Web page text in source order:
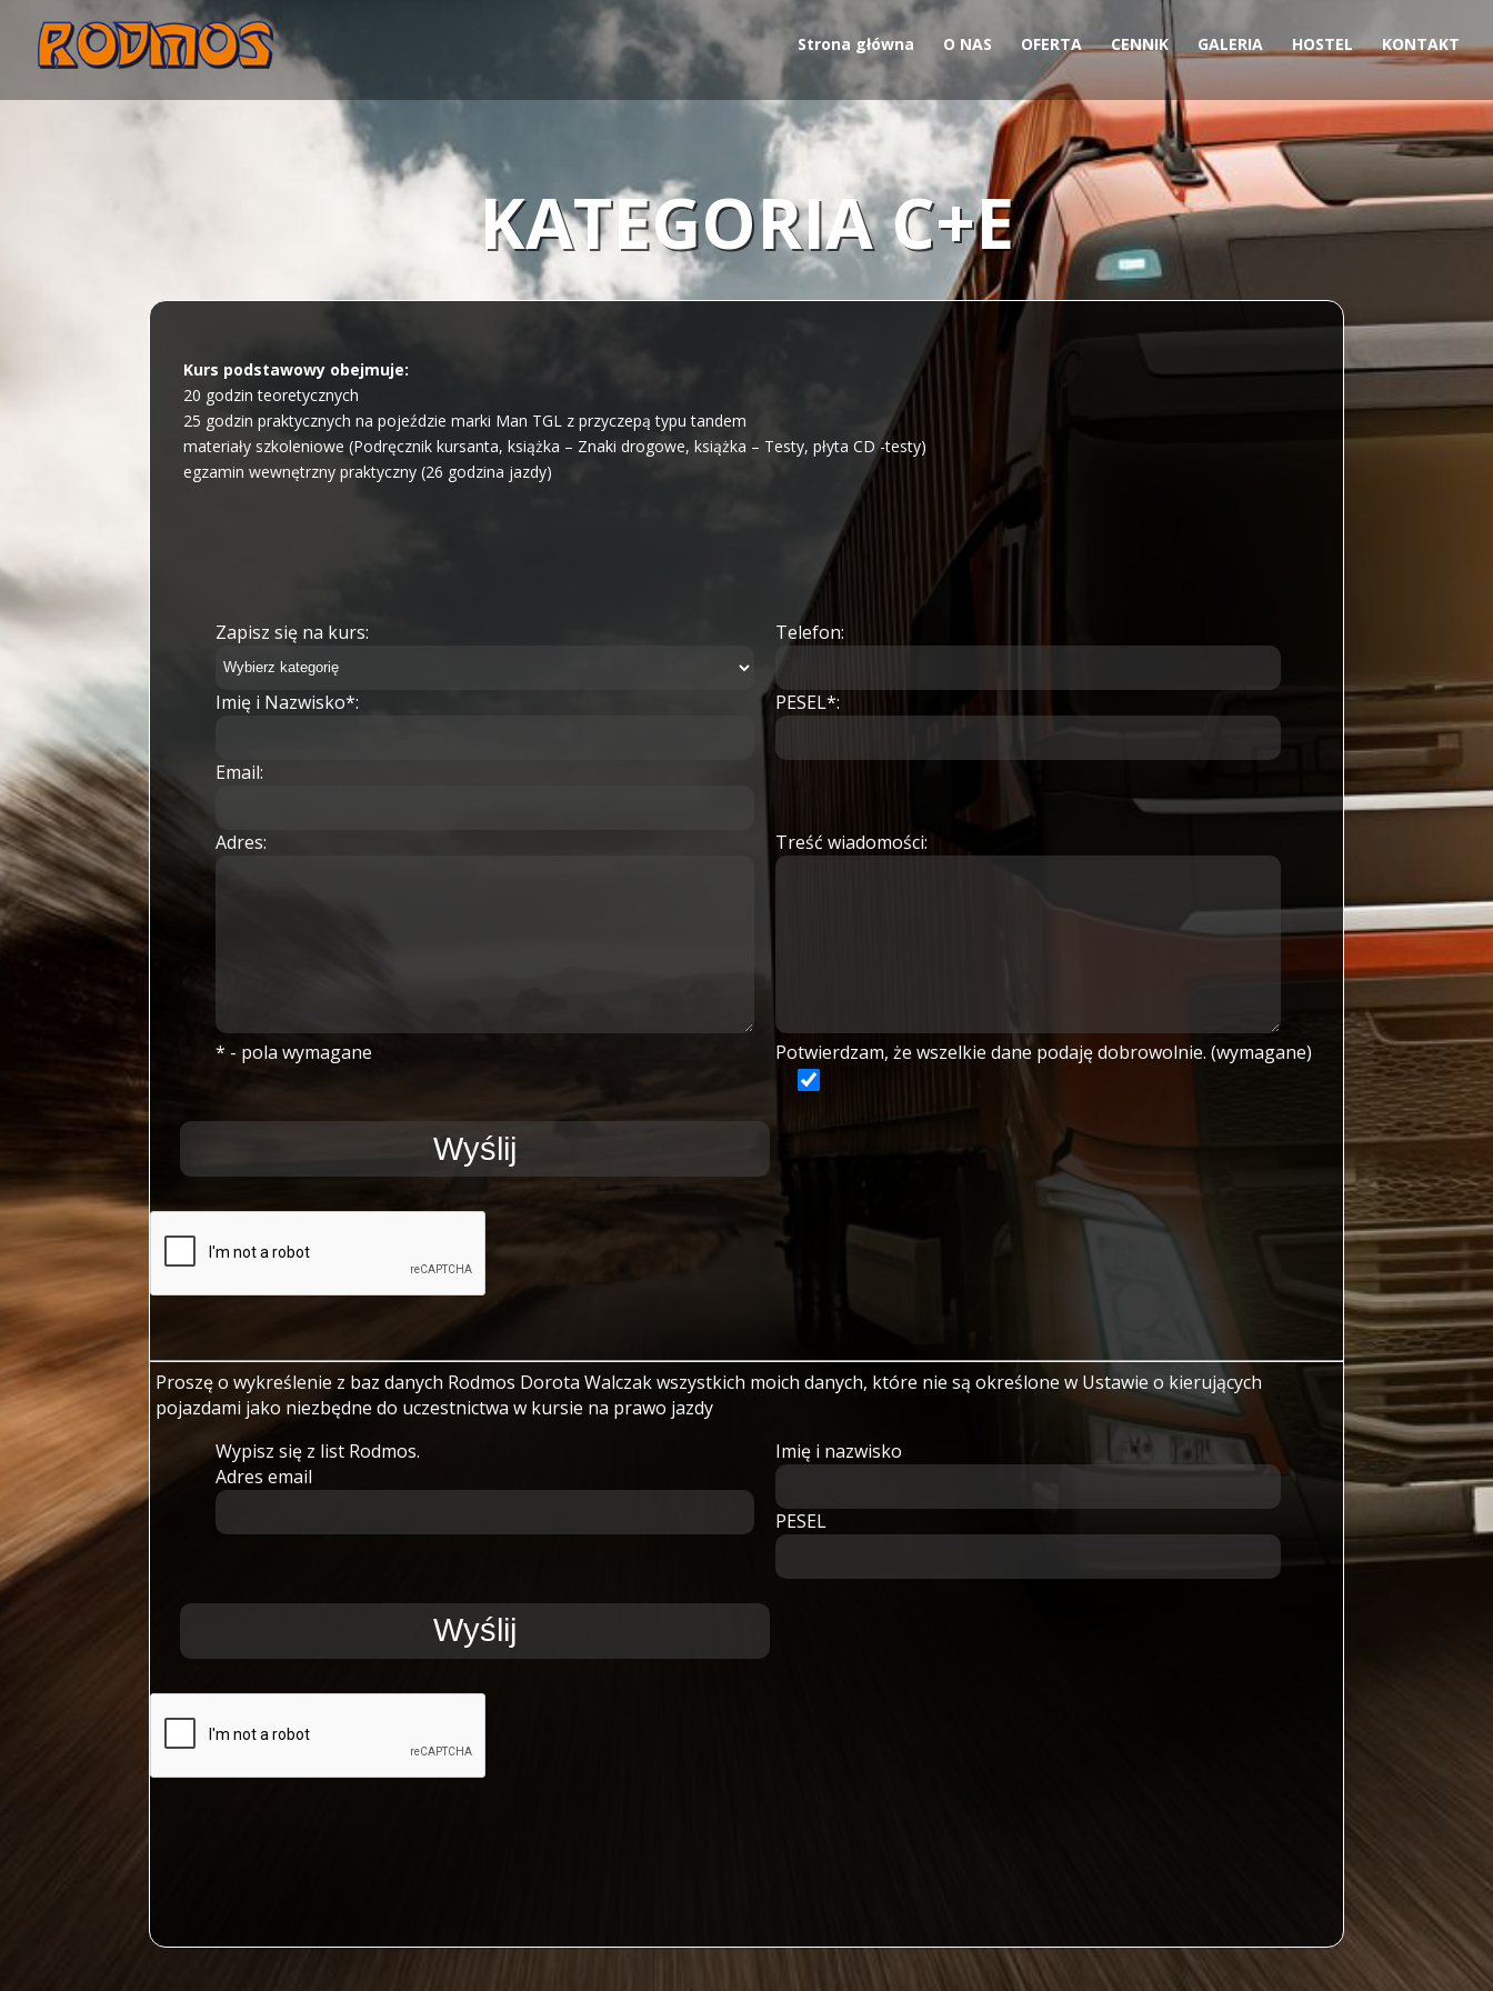
Strona główna O NAS OFERTA CENNIK GALERIA HOSTEL KONTAKT
KATEGORIA C+E
Kurs podstawowy obejmuje:
20 godzin teoretycznych
25 godzin praktycznych na pojeździe marki Man TGL z przyczepą typu tandem
materiały szkoleniowe (Podręcznik kursanta, książka – Znaki drogowe, książka – Testy, płyta CD -testy)
egzamin wewnętrzny praktyczny (26 godzina jazdy)
Zapisz się na kurs: Telefon:
Imię i Nazwisko*: PESEL*:
Email:
Adres: Treść wiadomości:
* - pola wymagane Potwierdzam, że wszelkie dane podaję dobrowolnie. (wymagane)
Proszę o wykreślenie z baz danych Rodmos Dorota Walczak wszystkich moich danych, które nie są określone w Ustawie o kierujących
pojazdami jako niezbędne do uczestnictwa w kursie na prawo jazdy
Wypisz się z list Rodmos.
Adres email
Imię i nazwisko
PESEL